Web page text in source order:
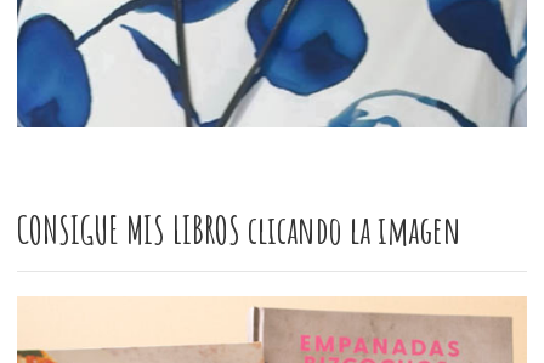
CONSIGUE MIS LIBROS clicando la imagen